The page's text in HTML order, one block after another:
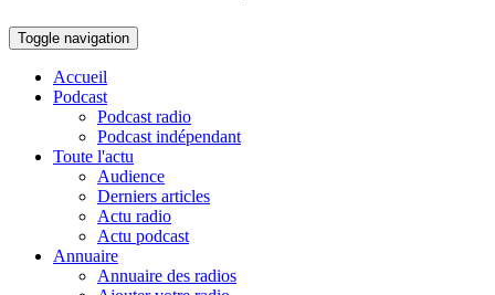
Toggle navigation
Accueil
Podcast
Podcast radio
Podcast indépendant
Toute l'actu
Audience
Derniers articles
Actu radio
Actu podcast
Annuaire
Annuaire des radios